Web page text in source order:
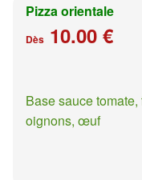
Pizza orientale
Dès 10.00 €
Base sauce
oignons, œuf